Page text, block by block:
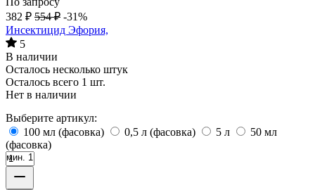
382 ₽ 554 ₽ -31%
Инсектицид Эфория,
5
В наличии
Осталось несколько штук
Осталось всего 1 шт.
Нет в наличии
Выберите артикул:
100 мл (фасовка)
0,5 л (фасовка) 5 л
50 мл
(фасовка)
мин. 1